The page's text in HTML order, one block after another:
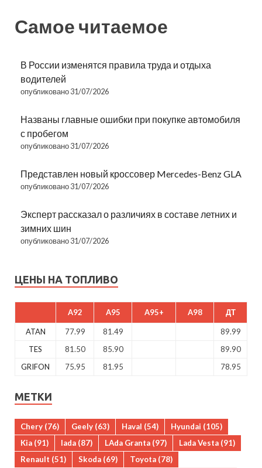
Самое читаемое
В России изменятся правила труда и отдыха
водителей
опубликовано 31/07/2026
Названы главные ошибки при покупке автомобиля
с пробегом
опубликовано 31/07/2026
Представлен новый кроссовер Mercedes-Benz GLA
опубликовано 31/07/2026
Эксперт рассказал о различиях в составе летних и
зимних шин
опубликовано 31/07/2026
ЦЕНЫ НА ТОПЛИВО
A92 A95 A95+ A98 ДТ
ATAN 77.99 81.49
89.99
TES
81.50 85.90
89.90
GRIFON
75.95 81.95 78.95
МЕТКИ
Chery (76) Geely (63) Haval (54) Hyundai (105)
Kia (91) lada (87) LAda Granta (97) Lada Vesta (91)
Renault (51) Skoda (69) Toyota (78)